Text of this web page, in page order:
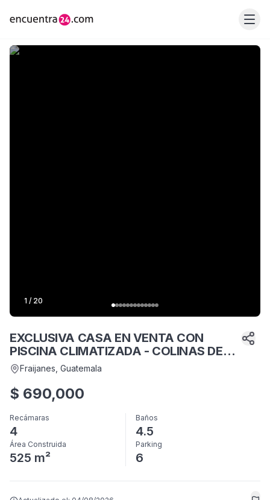
1 / 20
EXCLUSIVA CASA EN VENTA CON
PISCINA CLIMATIZADA - COLINAS DE
CASTEL
Fraijanes , Guatemala
$ 690,000
Recámaras
4
Baños
4.5
Área Construida
525 m²
Parking
6